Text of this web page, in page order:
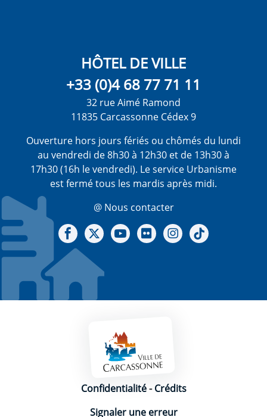
HÔTEL DE VILLE
+33 (0)4 68 77 71 11
32 rue Aimé Ramond
11835 Carcassonne Cédex 9
Ouverture hors jours fériés ou chômés du lundi
au vendredi de 8h30 à 12h30 et de 13h30 à
17h30 (16h le vendredi). Le service Urbanisme
est fermé tous les mardis après midi.
@ Nous contacter
Notre Facebook
Notre X - (twitter)
Notre chaine Youtube
Notre Gallerie sur Flickr
Notre Instagram
Mentions légales
Confidentialité-Crédits
Signaler une erreur